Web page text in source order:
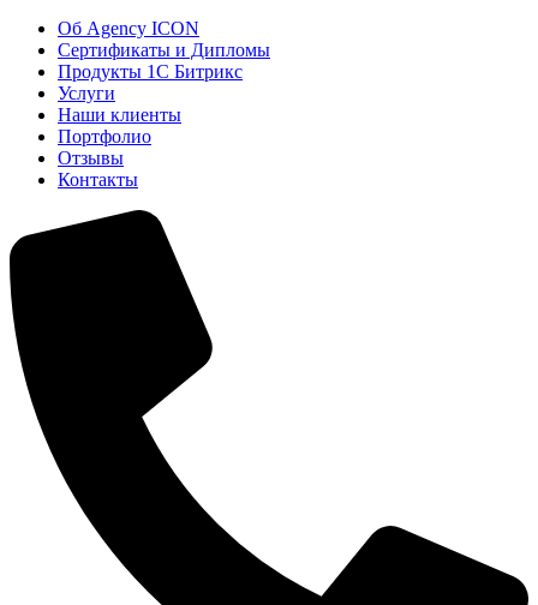
Об Agency ICON
Сертификаты и Дипломы
Продукты 1С Битрикс
Услуги
Наши клиенты
Портфолио
Отзывы
Контакты